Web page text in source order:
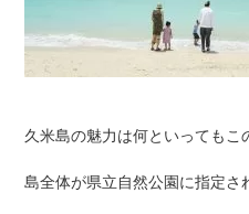
久米島の魅力は何といってもこ
島全体が県立自然公園に指定さ